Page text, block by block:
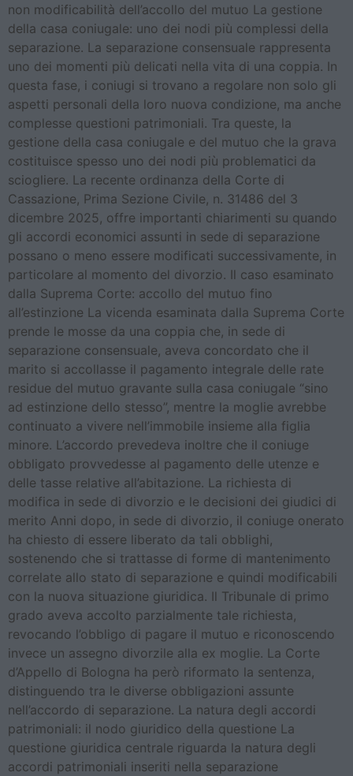
non modificabilità dell’accollo del mutuo La gestione
della casa coniugale: uno dei nodi più complessi della
separazione. La separazione consensuale rappresenta
uno dei momenti più delicati nella vita di una coppia. In
questa fase, i coniugi si trovano a regolare non solo gli
aspetti personali della loro nuova condizione, ma anche
complesse questioni patrimoniali. Tra queste, la
gestione della casa coniugale e del mutuo che la grava
costituisce spesso uno dei nodi più problematici da
sciogliere. La recente ordinanza della Corte di
Cassazione, Prima Sezione Civile, n. 31486 del 3
dicembre 2025, offre importanti chiarimenti su quando
gli accordi economici assunti in sede di separazione
possano o meno essere modificati successivamente, in
particolare al momento del divorzio. Il caso esaminato
dalla Suprema Corte: accollo del mutuo fino
all’estinzione La vicenda esaminata dalla Suprema Corte
prende le mosse da una coppia che, in sede di
separazione consensuale, aveva concordato che il
marito si accollasse il pagamento integrale delle rate
residue del mutuo gravante sulla casa coniugale “sino
ad estinzione dello stesso”, mentre la moglie avrebbe
continuato a vivere nell’immobile insieme alla figlia
minore. L’accordo prevedeva inoltre che il coniuge
obbligato provvedesse al pagamento delle utenze e
delle tasse relative all’abitazione. La richiesta di
modifica in sede di divorzio e le decisioni dei giudici di
merito Anni dopo, in sede di divorzio, il coniuge onerato
ha chiesto di essere liberato da tali obblighi,
sostenendo che si trattasse di forme di mantenimento
correlate allo stato di separazione e quindi modificabili
con la nuova situazione giuridica. Il Tribunale di primo
grado aveva accolto parzialmente tale richiesta,
revocando l’obbligo di pagare il mutuo e riconoscendo
invece un assegno divorzile alla ex moglie. La Corte
d’Appello di Bologna ha però riformato la sentenza,
distinguendo tra le diverse obbligazioni assunte
nell’accordo di separazione. La natura degli accordi
patrimoniali: il nodo giuridico della questione La
questione giuridica centrale riguarda la natura degli
accordi patrimoniali inseriti nella separazione